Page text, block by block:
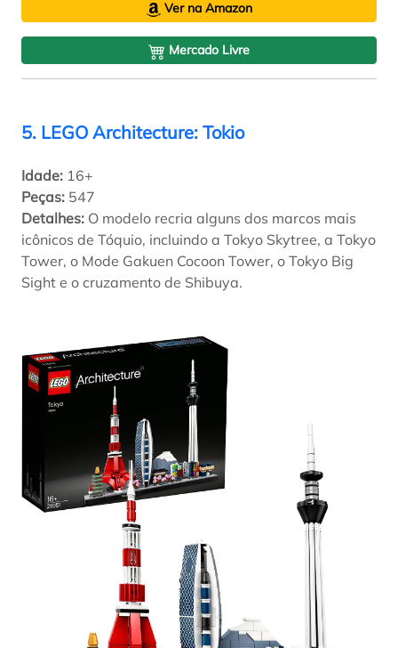
Ver na Amazon
Mercado Livre
5. LEGO Architecture: Tokio
Idade: 16+
Peças: 547
Detalhes: O modelo recria alguns dos marcos mais
icônicos de Tóquio, incluindo a Tokyo Skytree, a Tokyo
Tower, o Mode Gakuen Cocoon Tower, o Tokyo Big
Sight e o cruzamento de Shibuya.